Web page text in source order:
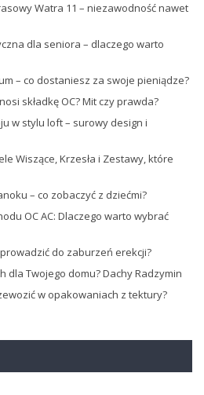
Watra 11 – niezawodność nawet
dla seniora – dlaczego warto
– co dostaniesz za swoje pieniądze?
składkę OC? Mit czy prawda?
w stylu loft – surowy design i
Wiszące, Krzesła i Zestawy, które
– co zobaczyć z dziećmi?
OC AC: Dlaczego warto wybrać
do zaburzeń erekcji?
dla Twojego domu? Dachy Radzymin
w opakowaniach z tektury?